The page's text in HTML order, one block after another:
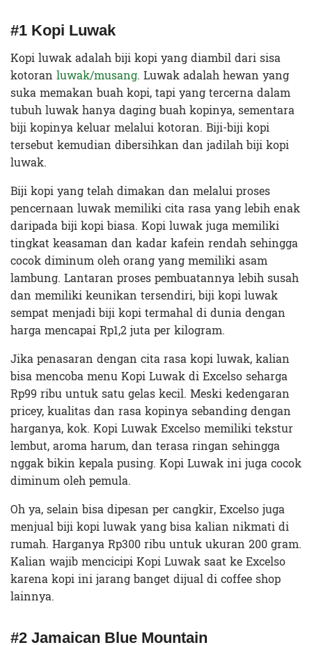
#1 Kopi Luwak
Kopi luwak adalah biji kopi yang diambil dari sisa
kotoran luwak/musang. Luwak adalah hewan yang
suka memakan buah kopi, tapi yang tercerna dalam
tubuh luwak hanya daging buah kopinya, sementara
biji kopinya keluar melalui kotoran. Biji-biji kopi
tersebut kemudian dibersihkan dan jadilah biji kopi
luwak.
Biji kopi yang telah dimakan dan melalui proses
pencernaan luwak memiliki cita rasa yang lebih enak
daripada biji kopi biasa. Kopi luwak juga memiliki
tingkat keasaman dan kadar kafein rendah sehingga
cocok diminum oleh orang yang memiliki asam
lambung. Lantaran proses pembuatannya lebih susah
dan memiliki keunikan tersendiri, biji kopi luwak
sempat menjadi biji kopi termahal di dunia dengan
harga mencapai Rp1,2 juta per kilogram.
Jika penasaran dengan cita rasa kopi luwak, kalian
bisa mencoba menu Kopi Luwak di Excelso seharga
Rp99 ribu untuk satu gelas kecil. Meski kedengaran
pricey, kualitas dan rasa kopinya sebanding dengan
harganya, kok. Kopi Luwak Excelso memiliki tekstur
lembut, aroma harum, dan terasa ringan sehingga
nggak bikin kepala pusing. Kopi Luwak ini juga cocok
diminum oleh pemula.
Oh ya, selain bisa dipesan per cangkir, Excelso juga
menjual biji kopi luwak yang bisa kalian nikmati di
rumah. Harganya Rp300 ribu untuk ukuran 200 gram.
Kalian wajib mencicipi Kopi Luwak saat ke Excelso
karena kopi ini jarang banget dijual di coffee shop
lainnya.
#2 Jamaican Blue Mountain